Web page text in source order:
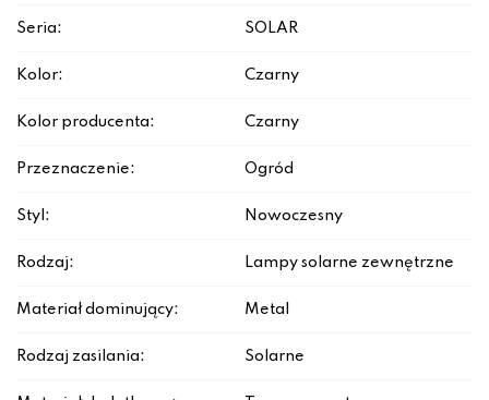
Seria: SOLAR
Kolor: Czarny
Kolor producenta: Czarny
Przeznaczenie: Ogród
Styl: Nowoczesny
Rodzaj: Lampy solarne zewnętrzne
Materiał dominujący: Metal
Rodzaj zasilania: Solarne